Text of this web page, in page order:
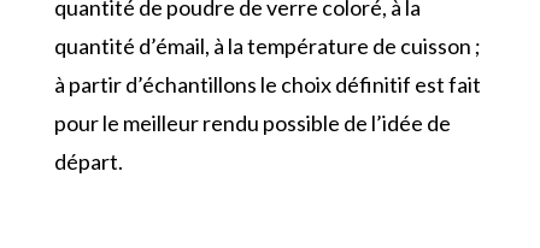
quantité de poudre de verre coloré, à la
quantité d’émail, à la température de cuisson ;
à partir d’échantillons le choix définitif est fait
pour le meilleur rendu possible de l’idée de
départ.